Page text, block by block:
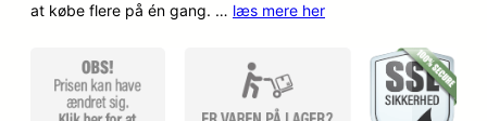
at købe flere på én gang. … læs mere her